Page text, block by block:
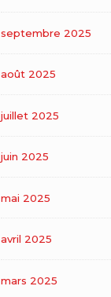
septembre 2025
août 2025
juillet 2025
juin 2025
mai 2025
avril 2025
mars 2025